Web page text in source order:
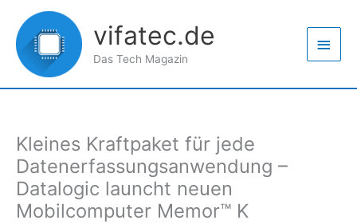
Inhalt
springen
vifatec.de
Das Tech Magazin
Kleines Kraftpaket für jede
Datenerfassungsanwendung –
Datalogic launcht neuen
Mobilcomputer Memor™ K